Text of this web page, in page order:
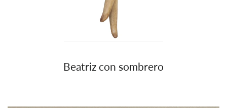
Beatriz con sombrero